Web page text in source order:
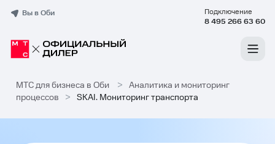
Вы в Оби
Подключение
8 495 266 63 60
МТС для бизнеса в Оби >
Аналитика и мониторинг
процессов
> SKAI. Мониторинг транспорта